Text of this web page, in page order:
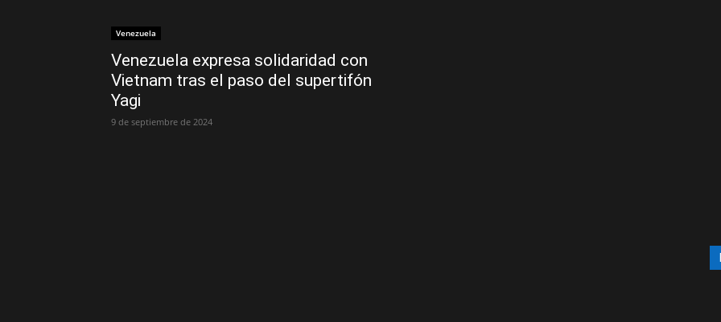
Venezuela
Venezuela expresa solidaridad con
Vietnam tras el paso del supertifón
Yagi
9 de septiembre de 2024